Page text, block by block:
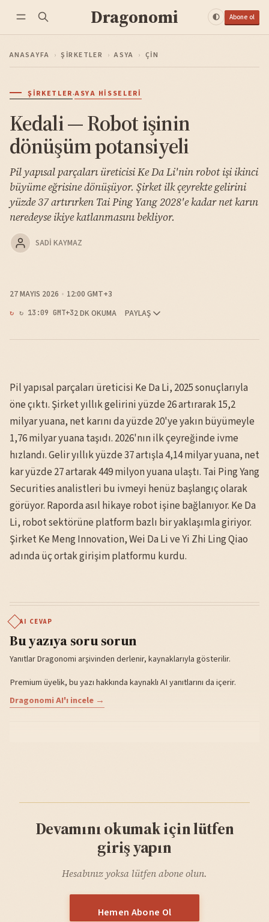
Dragonomi Abone ol
ANASAYFA › ŞIRKETLER › ASYA › ÇIN
ŞIRKETLER·ASYA HISSELERI
Kedali — Robot işinin
dönüşüm potansiyeli
Pil yapısal parçaları üreticisi Ke Da Li'nin robot işi ikinci
büyüme eğrisine dönüşüyor. Şirket ilk çeyrekte gelirini
yüzde 37 artırırken Tai Ping Yang 2028'e kadar net karın
neredeyse ikiye katlanmasını bekliyor.
SADI KAYMAZ
27 MAYIS 2026 12:00 GMT+3
↻ 13:09 GMT+32 DK OKUMA PAYLAŞ
Pil yapısal parçaları üreticisi Ke Da Li, 2025 sonuçlarıyla
öne çıktı. Şirket yıllık gelirini yüzde 26 artırarak 15,2
milyar yuana, net karını da yüzde 20'ye yakın büyümeyle
1,76 milyar yuana taşıdı. 2026'nın ilk çeyreğinde ivme
hızlandı. Gelir yıllık yüzde 37 artışla 4,14 milyar yuana, net
kar yüzde 27 artarak 449 milyon yuana ulaştı. Tai Ping Yang
Securities analistleri bu ivmeyi henüz başlangıç olarak
görüyor. Raporda asıl hikaye robot işine bağlanıyor. Ke Da
Li, robot sektörüne platform bazlı bir yaklaşımla giriyor.
Şirket Ke Meng Innovation, Wei Da Li ve Yi Zhi Ling Qiao
adında üç ortak girişim platformu kurdu.
AI CEVAP
Bu yazıya soru sorun
Yanıtlar Dragonomi arşivinden derlenir, kaynaklarıyla gösterilir.
Premium üyelik, bu yazı hakkında kaynaklı AI yanıtlarını da içerir.
Dragonomi AI'ı incele →
Devamını okumak için lütfen
giriş yapın
Hesabınız yoksa lütfen abone olun.
Hemen Abone Ol